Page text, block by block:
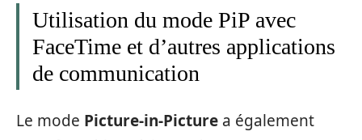
Utilisation du mode PiP avec
FaceTime et d’autres applications
de communication
Le mode Picture-in-Picture a également